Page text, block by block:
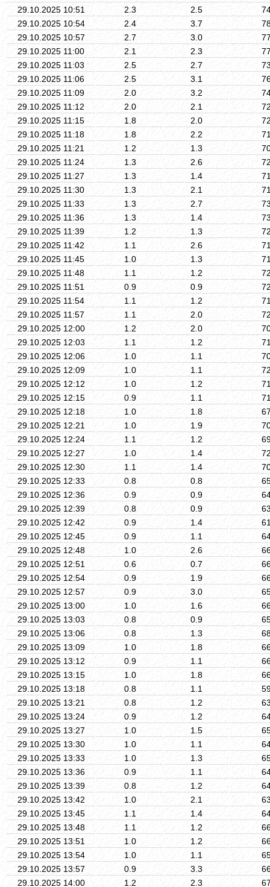
29.10.2025 10:51
2.3 2.5
29.10.2025 10:54
2.4 3.7
29.10.2025 10:57
2.7 3.0
29.10.2025 11:00
2.1 2.3
29.10.2025 11:03
2.5 2.7
29.10.2025 11:06
2.5 3.1
29.10.2025 11:09
2.0 3.2
29.10.2025 11:12
2.0 2.1
29.10.2025 11:15
1.8 2.0
29.10.2025 11:18
1.8 2.2
29.10.2025 11:21
1.2 1.3
29.10.2025 11:24
1.3 2.6
29.10.2025 11:27
1.3 1.4
29.10.2025 11:30
1.3 2.1
29.10.2025 11:33
1.3 2.7
29.10.2025 11:36
1.3 1.4
29.10.2025 11:39
1.2 1.3
29.10.2025 11:42
1.1 2.6
29.10.2025 11:45
1.0 1.3
29.10.2025 11:48
1.1 1.2
29.10.2025 11:51
0.9 0.9
29.10.2025 11:54
1.1 1.2
29.10.2025 11:57
1.1 2.0
29.10.2025 12:00
1.2 2.0
29.10.2025 12:03
1.1 1.2
29.10.2025 12:06
1.0 1.1
29.10.2025 12:09
1.0 1.1
29.10.2025 12:12
1.0 1.2
29.10.2025 12:15
0.9 1.1
29.10.2025 12:18
1.0 1.8
29.10.2025 12:21
1.0 1.9
29.10.2025 12:24
1.1 1.2
29.10.2025 12:27
1.0 1.4
29.10.2025 12:30
1.1 1.4
29.10.2025 12:33
0.8 0.8
29.10.2025 12:36
0.9 0.9
29.10.2025 12:39
0.8 0.9
29.10.2025 12:42
0.9 1.4
29.10.2025 12:45
0.9 1.1
29.10.2025 12:48
1.0 2.6
29.10.2025 12:51
0.6 0.7
29.10.2025 12:54
0.9 1.9
29.10.2025 12:57
0.9 3.0
29.10.2025 13:00
1.0 1.6
29.10.2025 13:03
0.8 0.9
29.10.2025 13:06
0.8 1.3
29.10.2025 13:09
1.0 1.8
29.10.2025 13:12
0.9 1.1
29.10.2025 13:15
1.0 1.8
29.10.2025 13:18
0.8 1.1
29.10.2025 13:21
0.8 1.2
29.10.2025 13:24
0.9 1.2
29.10.2025 13:27
1.0 1.5
29.10.2025 13:30
1.0 1.1
29.10.2025 13:33
1.0 1.3
29.10.2025 13:36
0.9 1.1
29.10.2025 13:39
0.8 1.2
29.10.2025 13:42
1.0 2.1
29.10.2025 13:45
1.1 1.4
29.10.2025 13:48
1.1 1.2
29.10.2025 13:51
1.0 1.2
29.10.2025 13:54
1.0 1.1
29.10.2025 13:57
0.9 3.3
29.10.2025 14:00
1.2 2.3